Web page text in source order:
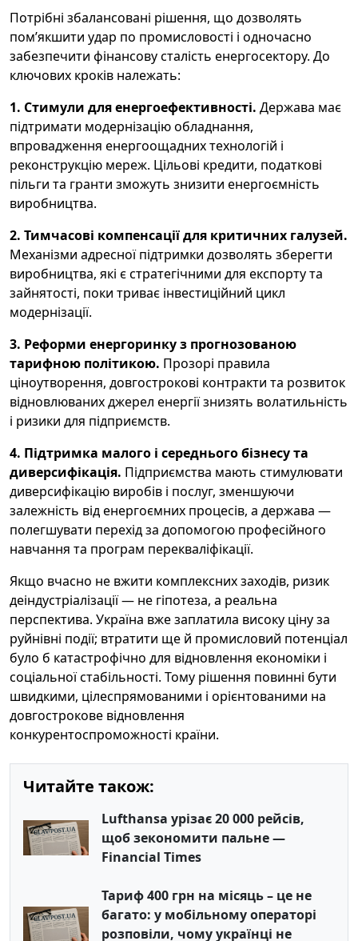
Потрібні збалансовані рішення, що дозволять
пом’якшити удар по промисловості і одночасно
забезпечити фінансову сталість енергосектору. До
ключових кроків належать:
1. Стимули для енергоефективності. Держава має
підтримати модернізацію обладнання,
впровадження енергоощадних технологій і
реконструкцію мереж. Цільові кредити, податкові
пільги та гранти зможуть знизити енергоємність
виробництва.
2. Тимчасові компенсації для критичних галузей.
Механізми адресної підтримки дозволять зберегти
виробництва, які є стратегічними для експорту та
зайнятості, поки триває інвестиційний цикл
модернізації.
3. Реформи енергоринку з прогнозованою
тарифною політикою. Прозорі правила
ціноутворення, довгострокові контракти та розвиток
відновлюваних джерел енергії знизять волатильність
і ризики для підприємств.
4. Підтримка малого і середнього бізнесу та
диверсифікація. Підприємства мають стимулювати
диверсифікацію виробів і послуг, зменшуючи
залежність від енергоємних процесів, а держава —
полегшувати перехід за допомогою професійного
навчання та програм перекваліфікації.
Якщо вчасно не вжити комплексних заходів, ризик
деіндустріалізації — не гіпотеза, а реальна
перспектива. Україна вже заплатила високу ціну за
руйнівні події; втратити ще й промисловий потенціал
було б катастрофічно для відновлення економіки і
соціальної стабільності. Тому рішення повинні бути
швидкими, цілеспрямованими і орієнтованими на
довгострокове відновлення
конкурентоспроможності країни.
Читайте також:
Lufthansa урізає 20 000 рейсів,
щоб зекономити пальне —
Financial Times
Тариф 400 грн на місяць – це не
багато: у мобільному операторі
розповіли, чому українці не